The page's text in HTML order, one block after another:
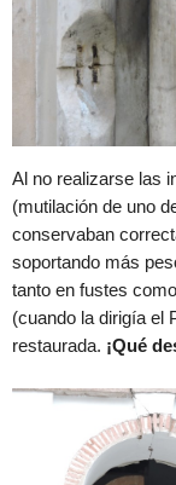
Al no realizarse las
(mutilación de uno
conservaban
soportando más
tanto en fustes
(cuando la dirigía el
restaurada. ¡Qué